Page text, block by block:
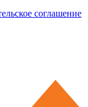
соглашение